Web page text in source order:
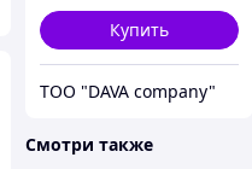
Купить
ТОО "DAVA company"
Смотри также